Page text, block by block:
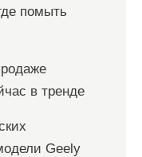
помыть
в тренде
Geely